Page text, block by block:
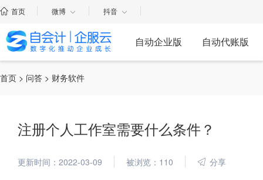
首页 微博 抖音
自动企业版 自动代账版
首页 > 问答 > 财务软件
注册个人工作室需要什么条件？
更新时间：2022-03-09 被浏览：110 分享